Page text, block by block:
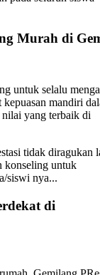
Murah di
untuk selalu
mandiri
nilai yang terbaik di
tidak diragukan
konseling untuk
siswi nya...
di